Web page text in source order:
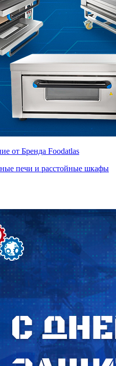
от Бренда Foodatlas
печи и расстойные шкафы